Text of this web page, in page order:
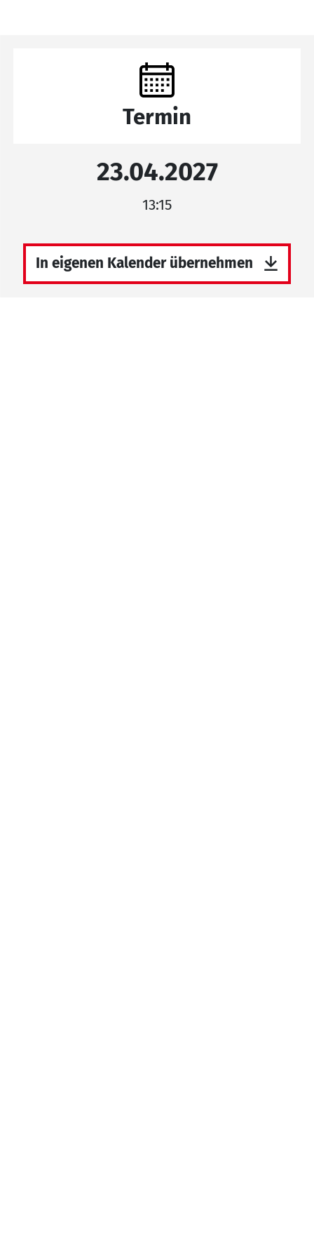
Termin
23.04.2027
13:15
In eigenen Kalender übernehmen